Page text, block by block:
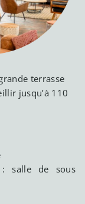
terrasse
jusqu’à 110
salle de sous